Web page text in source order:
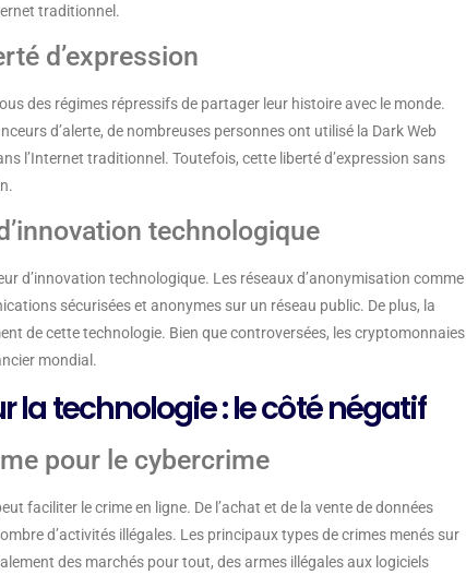
traditionnel.
d’expression
des régimes répressifs de partager leur histoire avec le monde.
d’alerte, de nombreuses personnes ont utilisé la Dark Web
l’Internet traditionnel. Toutefois, cette liberté d’expression sans
technologique
d’innovation technologique. Les réseaux d’anonymisation comme
sécurisées et anonymes sur un réseau public. De plus, la
de cette technologie. Bien que controversées, les cryptomonnaies
mondial.
la technologie : le côté négatif
pour le cybercrime
faciliter le crime en ligne. De l’achat et de la vente de données
d’activités illégales. Les principaux types de crimes menés sur
des marchés pour tout, des armes illégales aux logiciels